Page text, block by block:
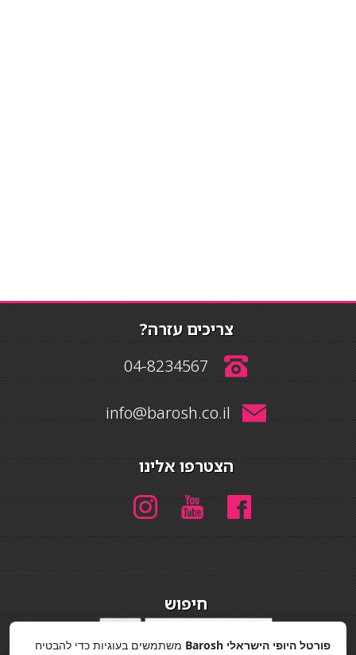
צריכים עזרה?
04-8234567
info@barosh.co.il
הצטרפו אלינו
חיפוש
פורטל היופי הישראלי Barosh
משתמשים בעוגיות כדי להבטיח